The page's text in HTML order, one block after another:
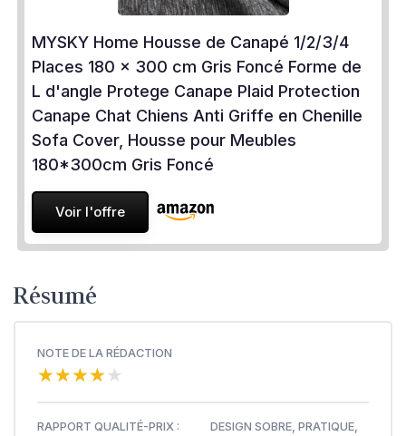
MYSKY Home Housse de Canapé 1/2/3/4
Places 180 x 300 cm Gris Foncé Forme de
L d'angle Protege Canape Plaid Protection
Canape Chat Chiens Anti Griffe en Chenille
Sofa Cover, Housse pour Meubles
180*300cm Gris Foncé
Voir l'offre
Résumé
NOTE DE LA RÉDACTION
★★★★★
★★★★★
RAPPORT QUALITÉ-PRIX :
DESIGN SOBRE, PRATIQUE,